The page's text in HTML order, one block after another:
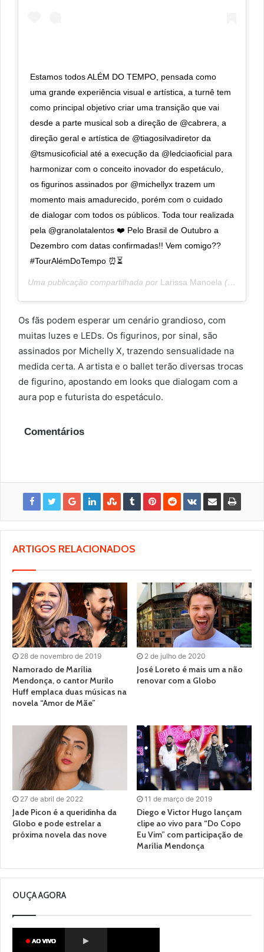
Estamos todos ALÉM DO TEMPO, pensada como
uma grande experiência visual e artística, a turnê tem
como principal objetivo criar uma transição que vai
desde a parte musical sob a direção de @cabrera, a
direção geral e artística de @tiagosilvadiretor da
@tsmusicoficial até a execução da @ledciaoficial para
harmonizar com o conceito inovador do espetáculo,
os figurinos assinados por @michellyx trazem um
momento mais amadurecido, porém com o cuidado
de dialogar com todos os públicos. Toda tour realizada
pela @granolatalentos ❤️ Pelo Brasil de Outubro a
Dezembro com datas confirmadas!! Vem comigo??
#TourAlémDoTempo ⏰⏳
Uma publicação compartilhada por Larissa Manoela (@larissamanoela) em
Os fãs podem esperar um cenário grandioso, com
muitas luzes e LEDs. Os figurinos, por sinal, são
assinados por Michelly X, trazendo sensualidade na
medida certa. A artista e o ballet terão diversas trocas
de figurino, apostando em looks que dialogam com a
aura pop e futurista do espetáculo.
Comentários
ARTIGOS RELACIONADOS
28 de novembro de 2019
Namorado de Marília
Mendonça, o cantor Murilo
Huff emplaca duas músicas na
novela “Amor de Mãe”
2 de julho de 2020
José Loreto é mais um a não
renovar com a Globo
27 de abril de 2022
Jade Picon é a queridinha da
Globo e pode estrelar a
próxima novela das nove
11 de março de 2019
Diego e Victor Hugo lançam
clipe ao vivo para “Do Copo
Eu Vim” com participação de
Marília Mendonça
OUÇA AGORA